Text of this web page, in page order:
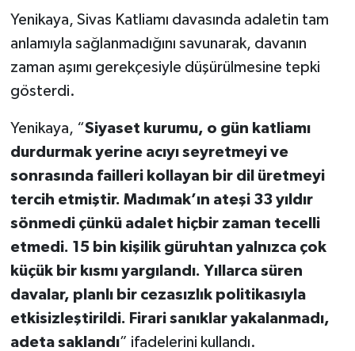
Yenikaya, Sivas Katliamı davasında adaletin tam
anlamıyla sağlanmadığını savunarak, davanın
zaman aşımı gerekçesiyle düşürülmesine tepki
gösterdi.
Yenikaya, “Siyaset kurumu, o gün katliamı
durdurmak yerine acıyı seyretmeyi ve
sonrasında failleri kollayan bir dil üretmeyi
tercih etmiştir. Madımak’ın ateşi 33 yıldır
sönmedi çünkü adalet hiçbir zaman tecelli
etmedi. 15 bin kişilik güruhtan yalnızca çok
küçük bir kısmı yargılandı. Yıllarca süren
davalar, planlı bir cezasızlık politikasıyla
etkisizleştirildi. Firari sanıklar yakalanmadı,
adeta saklandı” ifadelerini kullandı.